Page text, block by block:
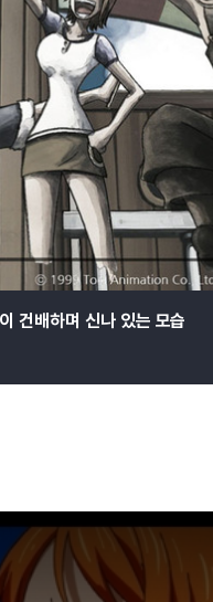
건배하며 신나 있는 모습